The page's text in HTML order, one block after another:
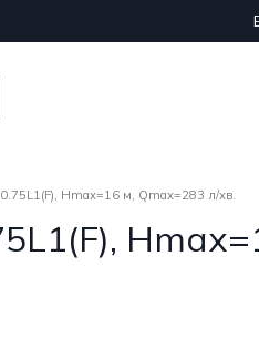
Hmax=16 м, Qmax=283 л/хв.